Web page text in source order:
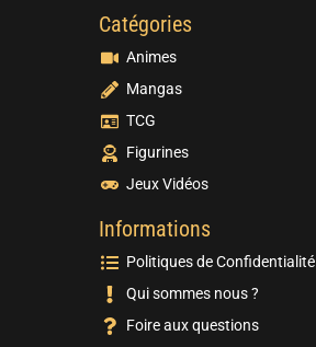
Catégories
Animes
Mangas
TCG
Figurines
Jeux Vidéos
Informations
Politiques de Confidentialité
Qui sommes nous ?
Foire aux questions